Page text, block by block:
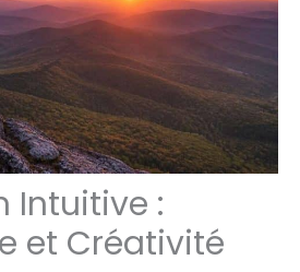
Intuitive :
et Créativité